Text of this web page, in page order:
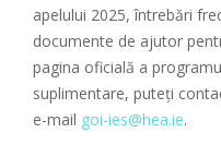
apelului 2025, întrebări
documente de ajutor
pagina oficială a
suplimentare, puteți
e-mail goi-ies@hea.ie.